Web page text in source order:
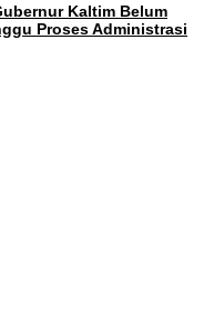
Kaltim Belum
Proses Administrasi